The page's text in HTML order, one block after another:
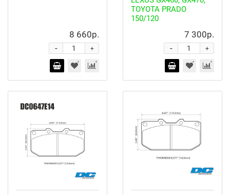
8 660р.
+
-
TOYOTA PRADO
150/120
7 300р.
+
-